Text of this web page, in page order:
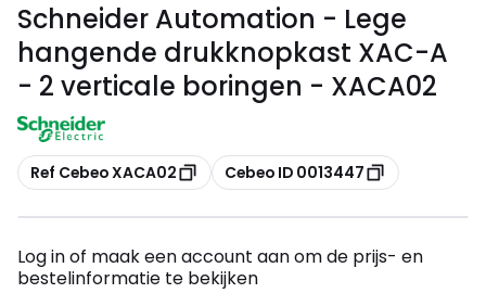
Schneider Automation - Lege
hangende drukknopkast XAC-A
- 2 verticale boringen - XACA02
Kopiëren
Ref Cebeo XACA02 Kopiëren
Cebeo ID 0013447
Log in of maak een account aan om de prijs- en
bestelinformatie te bekijken